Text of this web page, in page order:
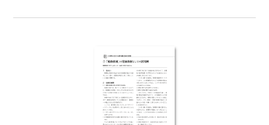
の有効な活用が大切である。」を設定し
用デジタル教科書の基礎・基本を大切にし